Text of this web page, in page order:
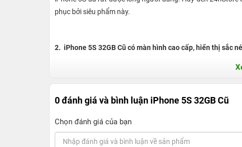
phục bởi siêu phẩm này.
2. iPhone 5S 32GB Cũ có màn hình cao cấp, hiển thị sắc
người dùng chất lượng hiển thị tốt nhất, hình ảnh sắc nét,
So với thời điểm hiện tại, kích thước màn hình 4 inch cho
0 đánh giá và bình luận iPhone 5S 32GB Cũ
Chọn đánh giá của bạn